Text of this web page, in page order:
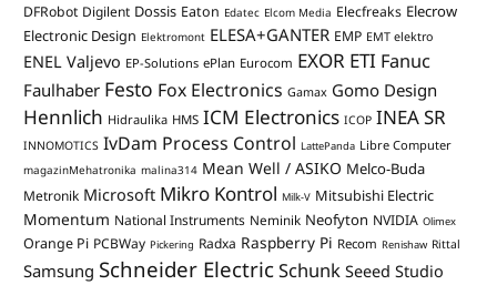
DFRobot Digilent Dossis Eaton Edatec Elcom Media Elecfreaks Elecrow
Electronic Design Elektromont ELESA+GANTER EMP EMT elektro
ENEL Valjevo EP-Solutions ePlan Eurocom EXOR ETI Fanuc
Faulhaber Festo Fox Electronics Gamax Gomo Design
Hennlich Hidraulika HMS ICM Electronics ICOP INEA SR
INNOMOTICS IvDam Process Control LattePanda Libre Computer
magazinMehatronika malina314 Mean Well / ASIKO Melco-Buda
Metronik Microsoft Mikro Kontrol Milk-V Mitsubishi Electric
Momentum National Instruments Neminik Neofyton NVIDIA Olimex
Orange Pi PCBWay Pickering Radxa Raspberry Pi Recom Renishaw Rittal
Samsung Schneider ElectricSchunk Seeed Studio